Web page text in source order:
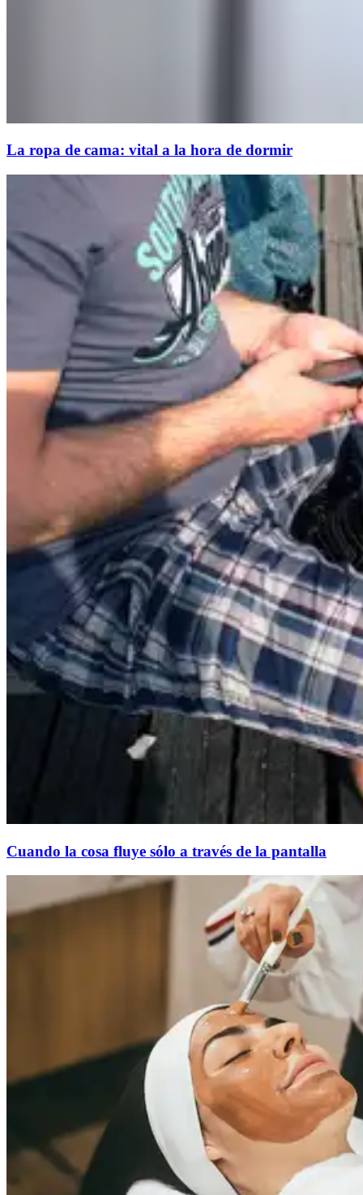
La ropa de cama: vital a la hora de dormir
Cuando la cosa fluye sólo a través de la pantalla